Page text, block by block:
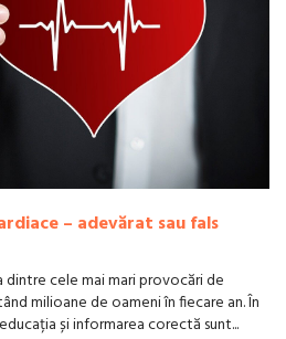
– adevărat sau fals
cele mai mari provocări de
milioane de oameni în fiecare an. În
și informarea corectă sunt...